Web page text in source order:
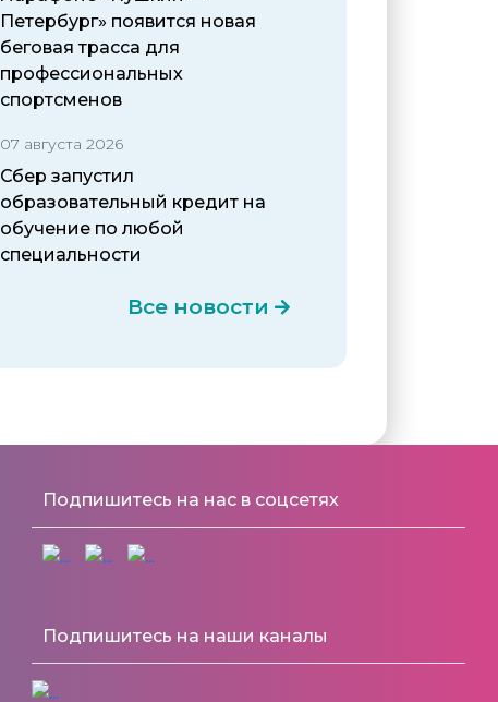
Петербург» появится новая
беговая трасса для
профессиональных
спортсменов
07 августа 2026
Сбер запустил
образовательный кредит на
обучение по любой
специальности
Все новости
Подпишитесь на нас в соцсетях
Подпишитесь на наши каналы